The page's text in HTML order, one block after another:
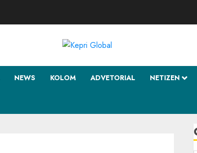
NEWS KOLOM ADVETORIAL NETIZEN